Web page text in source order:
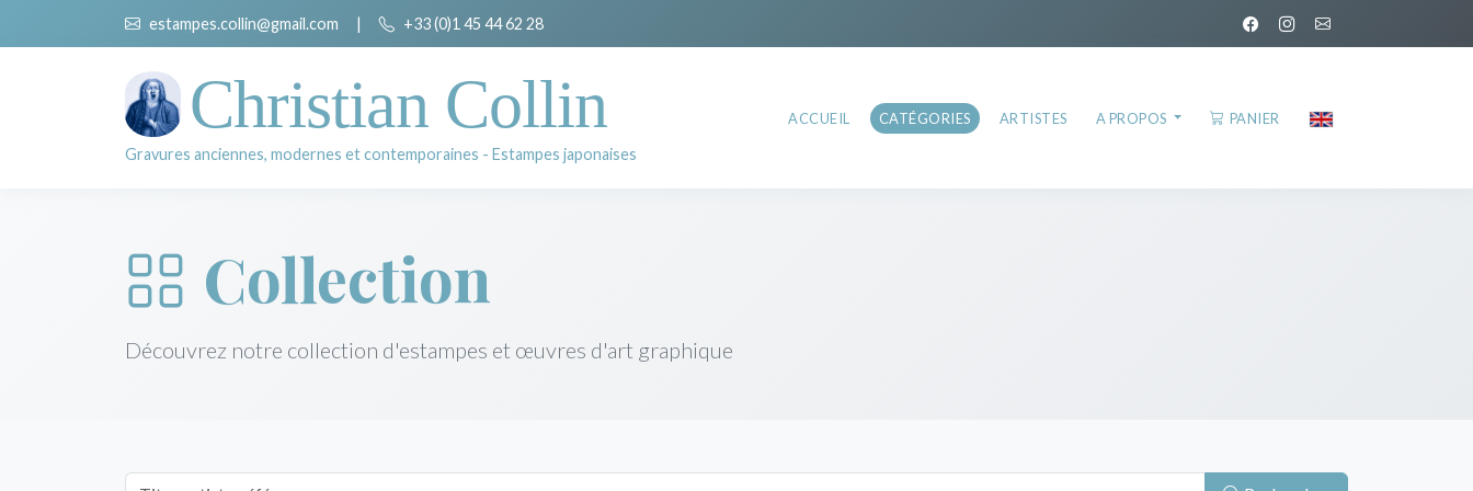
estampes.collin@gmail.com | +33 (0)1 45 44 62 28
Christian Collin
Gravures anciennes, modernes et contemporaines - Estampes japonaises
ACCUEIL CATÉGORIES ARTISTES A PROPOS PANIER
Collection
Découvrez notre collection d'estampes et œuvres d'art graphique